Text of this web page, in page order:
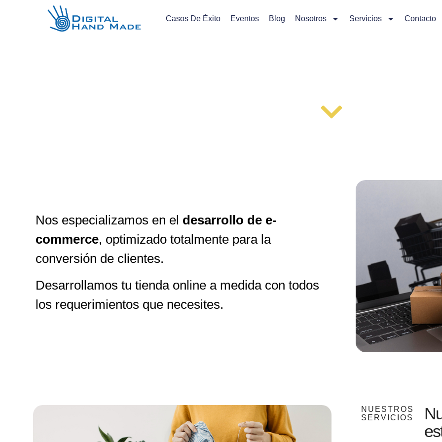
Casos De Éxito Eventos Blog Nosotros Servicios Contacto
Nos especializamos en el desarrollo de e-
commerce, optimizado totalmente para la
conversión de clientes.
Desarrollamos tu tienda online a medida con todos
los requerimientos que necesites.
NUESTROS
SERVICIOS